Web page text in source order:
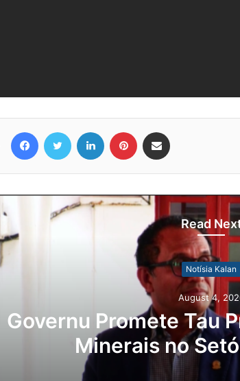
Read
Notísia Kalan
August 4,
Governu Promete Tau
Minerais no